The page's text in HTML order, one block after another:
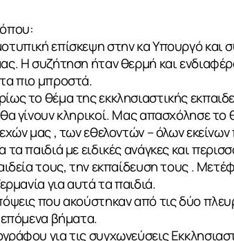
επίσκεψη στην κα Υπουργό
Η συζήτηση ήταν θερμή και
πιο μπροστά.
το θέμα της εκκλησιαστικής
γίνουν κληρικοί. Μας απασχόλησε
μας , των εθελοντών – όλων
παιδιά με ειδικές ανάγκες και
τους, την εκπαίδευση τους .
για αυτά τα παιδιά.
που ακούστηκαν από τις δύο
βήματα.
για τις συγχωνεύσεις